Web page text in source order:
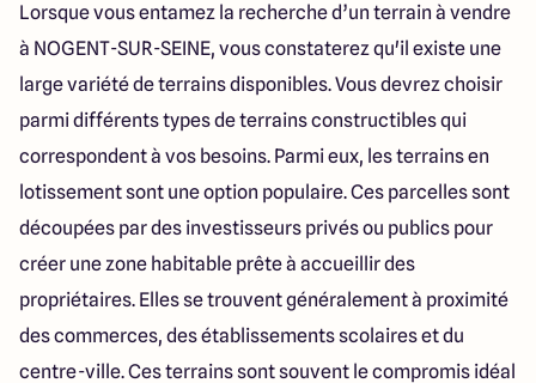
Lorsque vous entamez la recherche d’un terrain à vendre
à NOGENT-SUR-SEINE, vous constaterez qu'il existe une
large variété de terrains disponibles. Vous devrez choisir
parmi différents types de terrains constructibles qui
correspondent à vos besoins. Parmi eux, les terrains en
lotissement sont une option populaire. Ces parcelles sont
découpées par des investisseurs privés ou publics pour
créer une zone habitable prête à accueillir des
propriétaires. Elles se trouvent généralement à proximité
des commerces, des établissements scolaires et du
centre-ville. Ces terrains sont souvent le compromis idéal